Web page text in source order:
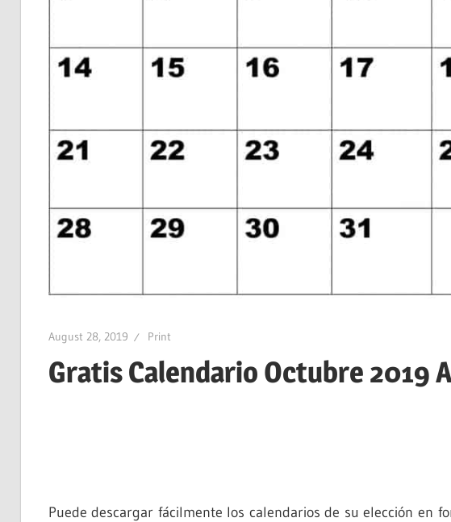
August 28, 2019 Print
Gratis Calendario Octubre 2019
Puede descargar fácilmente los calendarios de su elección en